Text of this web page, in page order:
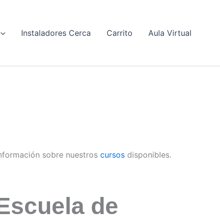
Instaladores Cerca Carrito Aula Virtual
sobre nuestros cursos disponibles.
de